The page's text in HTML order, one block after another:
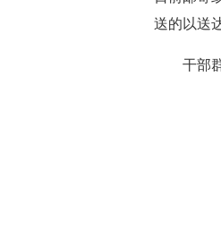
送的以送
干部群